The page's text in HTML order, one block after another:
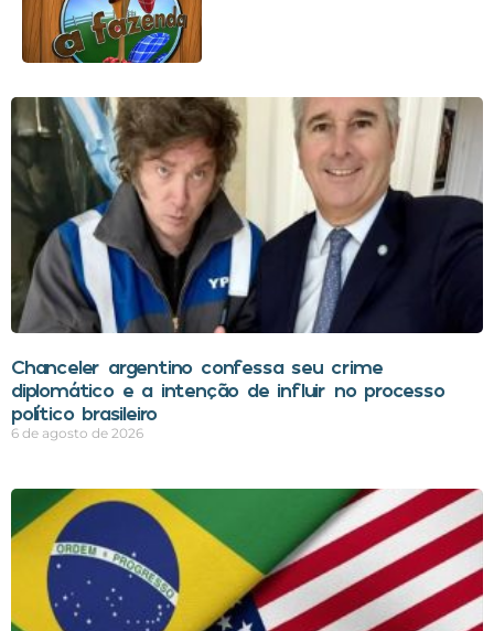
Chanceler argentino confessa seu crime
diplomático e a intenção de influir no processo
político brasileiro
6 de agosto de 2026